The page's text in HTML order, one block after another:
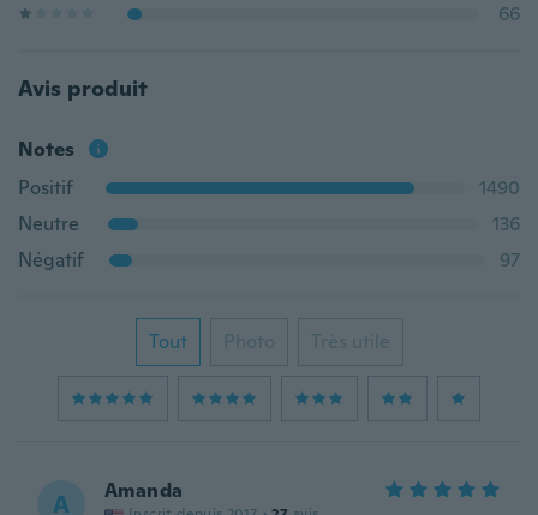
66
Avis produit
Notes
Positif
1490
Neutre
136
Négatif
97
Tout Photo Très utile
A Amanda